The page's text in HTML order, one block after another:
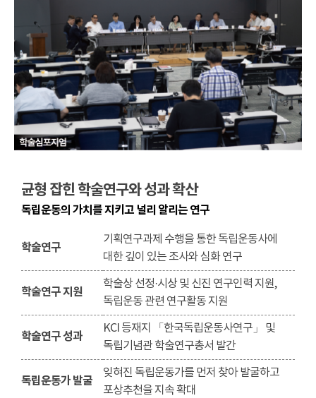
균형 잡힌 학술연구와 성과 확산
독립운동의 가치를 지키고 널리 알리는 연구
학술연구
기획연구과제 수행을 통한 독립운동사에
대한 깊이 있는 조사와 심화 연구
학술연구 지원
학술상 선정·시상 및 신진 연구인력 지원,
독립운동 관련 연구활동 지원
학술연구 성과
KCI 등재지 「한국독립운동사연구」 및
독립기념관 학술연구총서 발간
독립운동가 발굴
잊혀진 독립운동가를 먼저 찾아 발굴하고
포상추천을 지속 확대